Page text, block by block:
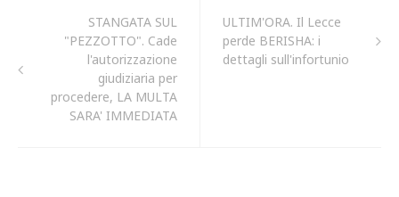
STANGATA SUL
"PEZZOTTO". Cade
l'autorizzazione
giudiziaria per
procedere, LA MULTA
SARA' IMMEDIATA
ULTIM'ORA. Il Lecce
perde BERISHA: i
dettagli sull'infortunio